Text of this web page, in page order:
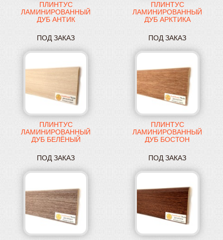
ПЛИНТУС
ЛАМИНИРОВАННЫЙ
ДУБ АНТИК
ПОД ЗАКАЗ
ПЛИНТУС
ЛАМИНИРОВАННЫЙ
ДУБ АРКТИКА
ПОД ЗАКАЗ
ПЛИНТУС
ЛАМИНИРОВАННЫЙ
ДУБ БЕЛЁНЫЙ
ПОД ЗАКАЗ
ПЛИНТУС
ЛАМИНИРОВАННЫЙ
ДУБ БОСТОН
ПОД ЗАКАЗ